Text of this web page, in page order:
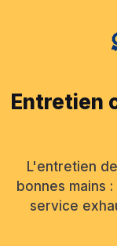
Entretien
L'entretien
bonnes mains
service